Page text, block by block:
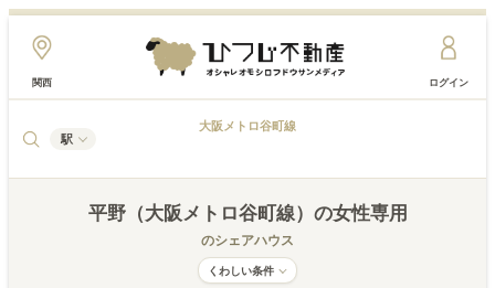
関西 ログイン
駅
大阪メトロ谷町線
平野（大阪メトロ谷町線） の女性専用
のシェアハウス
くわしい条件